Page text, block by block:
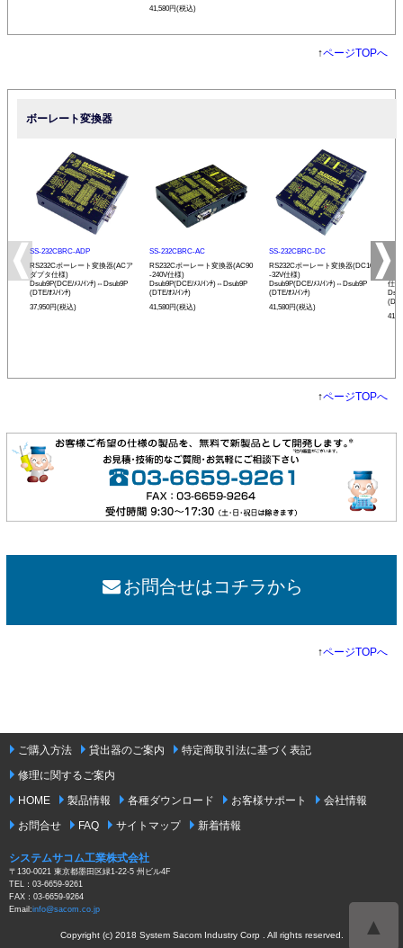
41,580円(税込)
↑ページTOPへ
ボーレート変換器
SS-232CBRC-ADP
RS232Cボーレート変換器(ACア
ダプタ仕様)
Dsub9P(DCE/ﾒｽ/ｲﾝﾁ)⇔Dsub9P
(DTE/ｵｽ/ｲﾝﾁ)
37,950円(税込)
SS-232CBRC-AC
RS232Cボーレート変換器(AC90
-240V仕様)
Dsub9P(DCE/ﾒｽ/ｲﾝﾁ)⇔Dsub9P
(DTE/ｵｽ/ｲﾝﾁ)
41,580円(税込)
SS-232CBRC-DC
RS232Cボーレート変換器(DC10
-32V仕様)
Dsub9P(DCE/ﾒｽ/ｲﾝﾁ)⇔Dsub9P
(DTE/ｵｽ/ｲﾝﾁ)
41,580円(税込)
リ
仕
↑ページTOPへ
お問合せはコチラから
↑ページTOPへ
▲
ご購入方法 貸出器のご案内
特定商取引法に基づく表記
修理に関するご案内
HOME
製品情報 各種ダウンロード お客様サポート
会社情報
お問合せ
FAQ サイトマップ 新着情報
システムサコム工業株式会社
〒130-0021 東京都墨田区緑1-22-5 州ビル4F
TEL：03-6659-9261
FAX：03-6659-9264
Email:info@sacom.co.jp
Copyright (c) 2018 System Sacom Industry Corp . All rights reserved.